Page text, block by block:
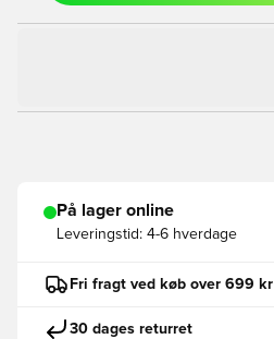
På lager online
Leveringstid: 4-6 hverdage
Fri fragt ved køb over 699 kr
30 dages returret